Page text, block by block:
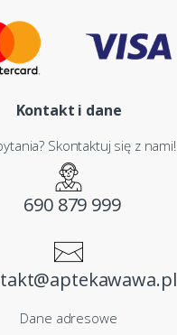
Kontakt i dane
Skontaktuj się z nami!
690 879 999
Dane adresowe